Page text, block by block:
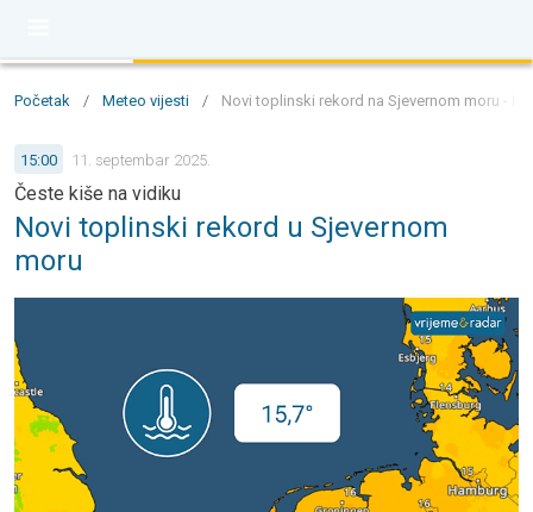
Početak / Meteo vijesti / Novi toplinski rekord na Sjevernom moru -
15:00 11. septembar 2025.
Česte kiše na vidiku
Novi toplinski rekord u Sjevernom
moru